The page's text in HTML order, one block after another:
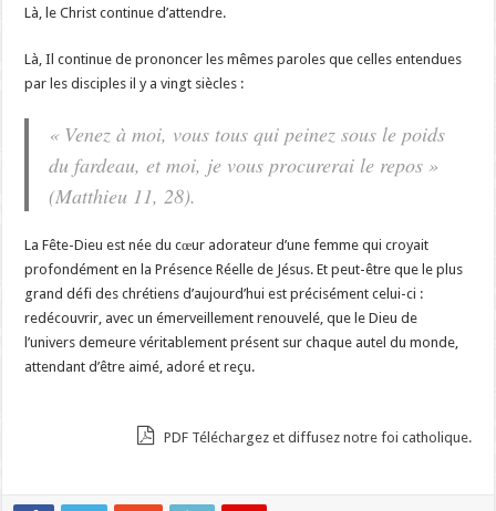
Là, le Christ continue d’attendre.
Là, Il continue de prononcer les mêmes paroles que celles entendues
par les disciples il y a vingt siècles :
« Venez à moi, vous tous qui peinez sous le poids
du fardeau, et moi, je vous procurerai le repos »
(Matthieu 11, 28).
La Fête-Dieu est née du cœur adorateur d’une femme qui croyait
profondément en la Présence Réelle de Jésus. Et peut-être que le plus
grand défi des chrétiens d’aujourd’hui est précisément celui-ci :
redécouvrir, avec un émerveillement renouvelé, que le Dieu de
l’univers demeure véritablement présent sur chaque autel du monde,
attendant d’être aimé, adoré et reçu.
PDF Téléchargez et diffusez notre foi catholique.